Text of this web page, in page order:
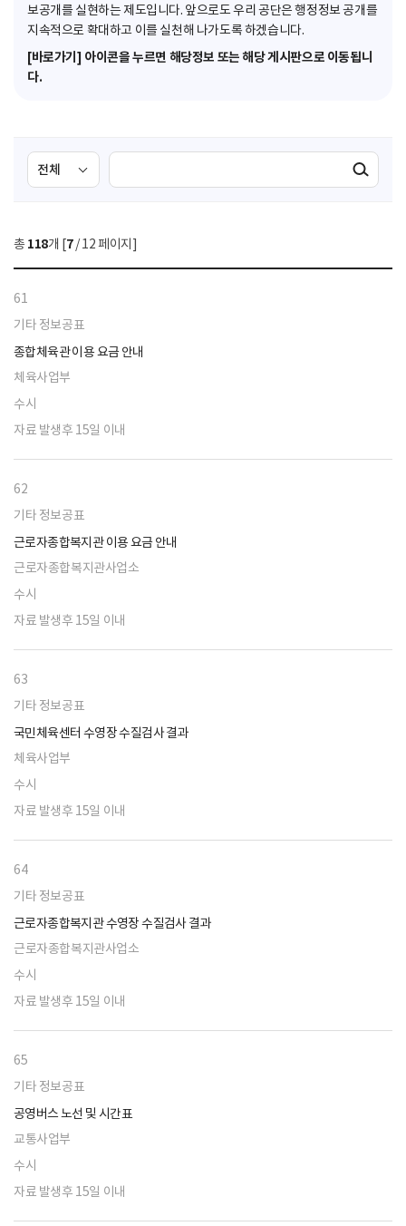
보공개를 실현하는 제도입니다. 앞으로도 우리 공단은 행정정보 공개를
지속적으로 확대하고 이를 실천해 나가도록 하겠습니다.
[바로가기] 아이콘을 누르면 해당정보 또는 해당 게시판으로 이동됩니
다.
검
색
선
택
색
검색실행
총 118개 [7/ 12 페이지]
61
기타 정보공표
종합체육관 이용 요금 안내
체육사업부
수시
자료 발생후 15일 이내
62
기타 정보공표
근로자종합복지관 이용 요금 안내
근로자종합복지관사업소
수시
자료 발생후 15일 이내
63
기타 정보공표
국민체육센터 수영장 수질검사 결과
체육사업부
수시
자료 발생후 15일 이내
64
기타 정보공표
근로자종합복지관 수영장 수질검사 결과
근로자종합복지관사업소
수시
자료 발생후 15일 이내
65
기타 정보공표
공영버스 노선 및 시간표
교통사업부
수시
자료 발생후 15일 이내